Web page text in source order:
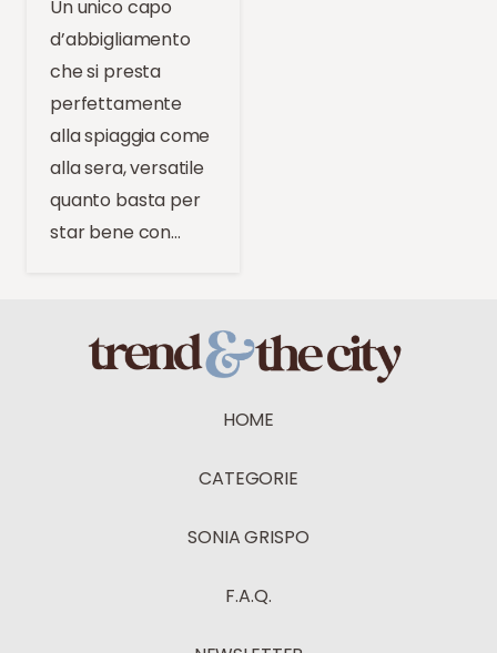
Un unico capo
d’abbigliamento
che si presta
perfettamente
alla spiaggia come
alla sera, versatile
quanto basta per
star bene con…
HOME
CATEGORIE
SONIA GRISPO
F.A.Q.